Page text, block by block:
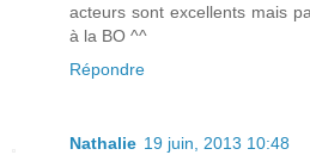
acteurs sont excellents mais
à la BO ^^
Répondre
Nathalie 19 juin, 2013 10:48